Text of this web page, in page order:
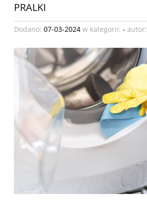
PRALKI
Dodano: 07-03-2024 w kategorii: - autor: